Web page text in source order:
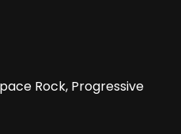
Rock, Progressive